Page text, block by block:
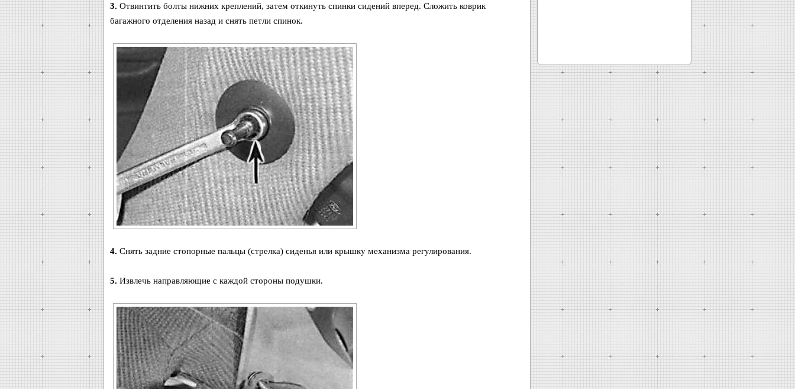
3. Отвинтить болты нижних креплений, затем откинуть спинки сидений вперед. Сложить коврик
багажного отделения назад и снять петли спинок.
4. Снять задние стопорные пальцы (стрелка) сиденья или крышку механизма регулирования.
5. Извлечь направляющие с каждой стороны подушки.